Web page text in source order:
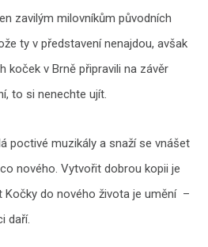
zavilým milovníkům původních
ty v představení nenajdou, avšak
koček v Brně připravili na závěr
to si nenechte ujít.
poctivé muzikály a snaží se vnášet
nového. Vytvořit dobrou kopii je
Kočky do nového života je umění –
daří.